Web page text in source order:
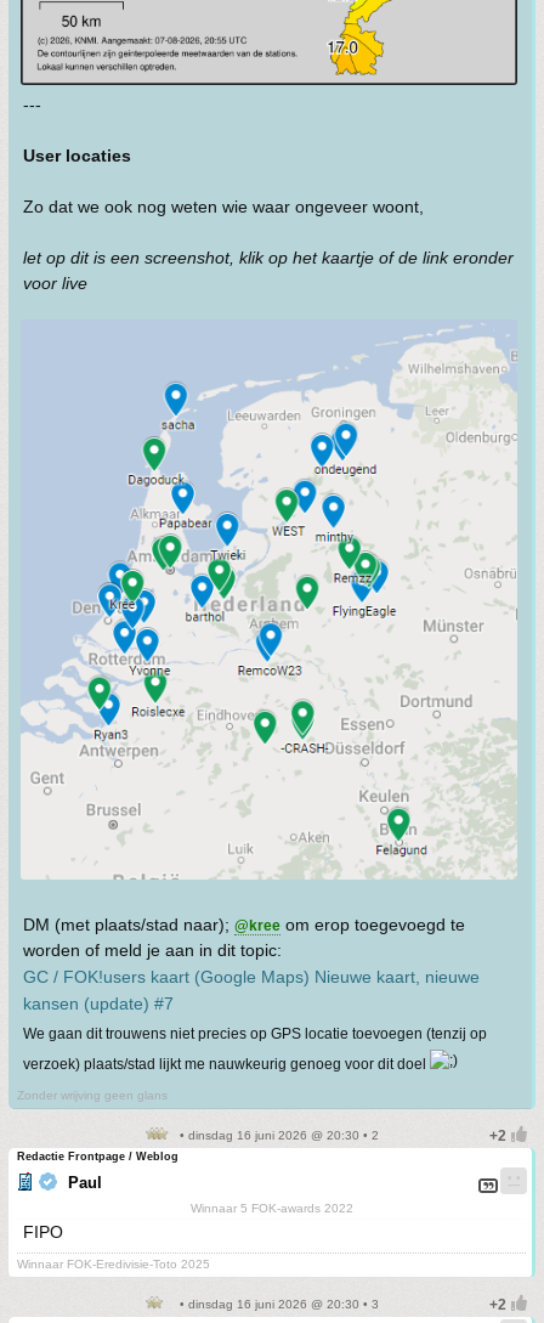
---
User locaties
Zo dat we ook nog weten wie waar ongeveer woont,
let op dit is een screenshot, klik op het kaartje of de link eronder
voor live
DM (met plaats/stad naar); @kree om erop toegevoegd te
worden of meld je aan in dit topic:
GC / FOK!users kaart (Google Maps) Nieuwe kaart, nieuwe
kansen (update) #7
We gaan dit trouwens niet precies op GPS locatie toevoegen (tenzij op
verzoek) plaats/stad lijkt me nauwkeurig genoeg voor dit doel
Zonder wrijving geen glans
• dinsdag 16 juni 2026 @ 20:30 • 2
Redactie Frontpage / Weblog
Paul
Winnaar 5 FOK-awards 2022
FIPO
Winnaar FOK-Eredivisie-Toto 2025
• dinsdag 16 juni 2026 @ 20:30 • 3